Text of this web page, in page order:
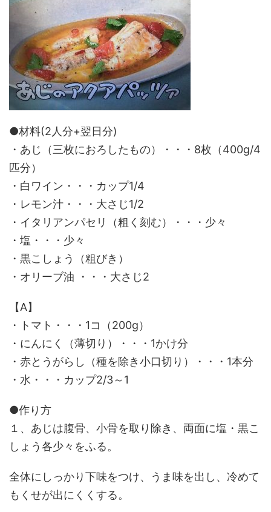
●材料(2人分+翌日分)
・あじ（三枚におろしたもの）・・・8枚（400g/4
匹分）
・白ワイン・・・カップ1/4
・レモン汁・・・大さじ1/2
・イタリアンパセリ（粗く刻む）・・・少々
・塩・・・少々
・黒こしょう（粗びき）
・オリーブ油 ・・・大さじ2
【A】
・トマト・・・1コ（200g）
・にんにく（薄切り）・・・1かけ分
・赤とうがらし（種を除き小口切り）・・・1本分
・水・・・カップ2/3～1
●作り方
１、あじは腹骨、小骨を取り除き、両面に塩・黒こ
しょう各少々をふる。
全体にしっかり下味をつけ、うま味を出し、冷めて
もくせが出にくくする。